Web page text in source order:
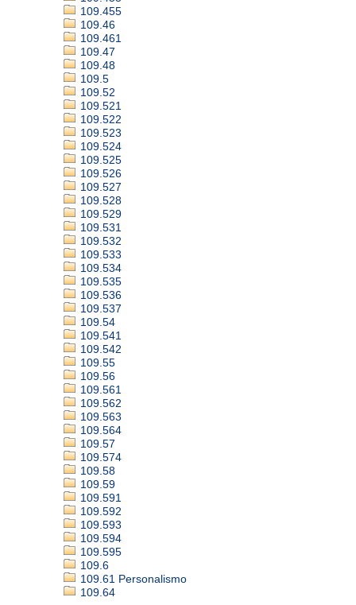
109.455
109.46
109.461
109.47
109.48
109.5
109.52
109.521
109.522
109.523
109.524
109.525
109.526
109.527
109.528
109.529
109.531
109.532
109.533
109.534
109.535
109.536
109.537
109.54
109.541
109.542
109.55
109.56
109.561
109.562
109.563
109.564
109.57
109.574
109.58
109.59
109.591
109.592
109.593
109.594
109.595
109.6
109.61 Personalismo
109.64